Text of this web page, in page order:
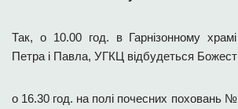
Так, о 10.00 год. в Гарнізонному
Петра і Павла, УГКЦ відбудеться
о 16.30 год. на полі почесних поховань